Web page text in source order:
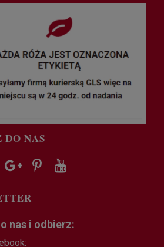
DO NAS
nas i odbierz: